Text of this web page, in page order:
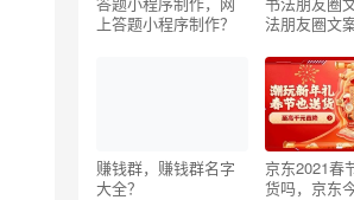
上答题小程序制作？
法朋友圈文
赚钱群，赚钱群名字
大全？
京东2021春
货吗，京东